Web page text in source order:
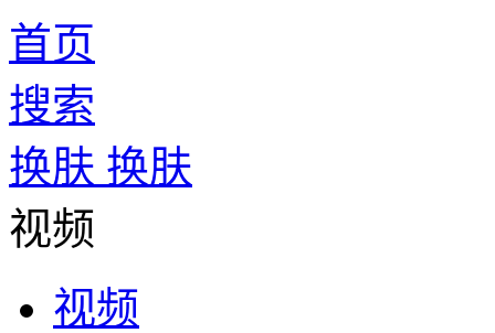
首页
搜索
换肤 换肤
视频
视频